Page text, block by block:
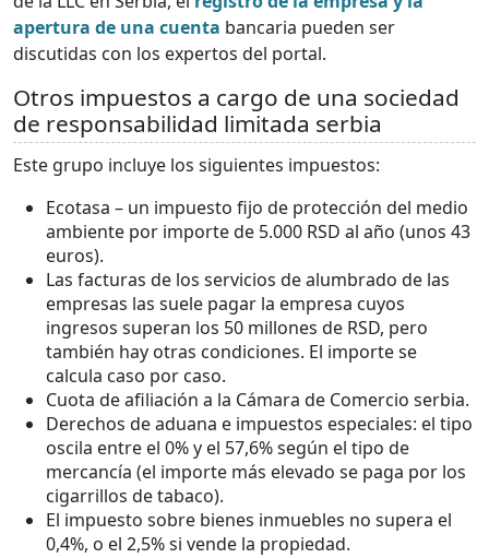
apertura de una cuenta bancaria pueden ser
discutidas con los expertos del portal.
Otros impuestos a cargo de una sociedad
de responsabilidad limitada serbia
Este grupo incluye los siguientes impuestos:
Ecotasa – un impuesto fijo de protección del medio
ambiente por importe de 5.000 RSD al año (unos 43
euros).
Las facturas de los servicios de alumbrado de las
empresas las suele pagar la empresa cuyos
ingresos superan los 50 millones de RSD, pero
también hay otras condiciones. El importe se
calcula caso por caso.
Cuota de afiliación a la Cámara de Comercio serbia.
Derechos de aduana e impuestos especiales: el tipo
oscila entre el 0% y el 57,6% según el tipo de
mercancía (el importe más elevado se paga por los
cigarrillos de tabaco).
El impuesto sobre bienes inmuebles no supera el
0,4%, o el 2,5% si vende la propiedad.